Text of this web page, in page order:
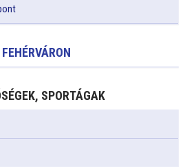
SPORTÁGAK